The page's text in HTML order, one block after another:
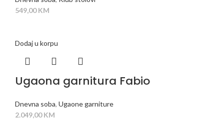
549,00KM
Dodaj u korpu
Ugaona garnitura Fabio
Dnevna soba, Ugaone garniture
2.049,00KM